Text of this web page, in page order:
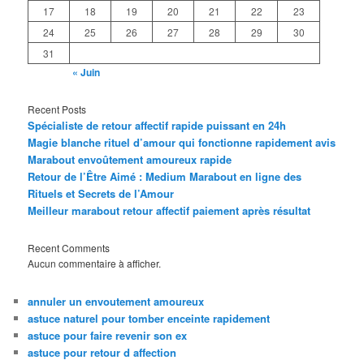
17
18 19 20 21 22
23
24
25 26 27 28 29
30
31
« Juin
Recent Posts
Spécialiste de retour affectif rapide puissant en 24h
Magie blanche rituel d’amour qui fonctionne rapidement avis
Marabout envoûtement amoureux rapide
Retour de l’Être Aimé : Medium Marabout en ligne des
Rituels et Secrets de l’Amour
Meilleur marabout retour affectif paiement après résultat
Recent Comments
Aucun commentaire à afficher.
annuler un envoutement amoureux
astuce naturel pour tomber enceinte rapidement
astuce pour faire revenir son ex
astuce pour retour d affection